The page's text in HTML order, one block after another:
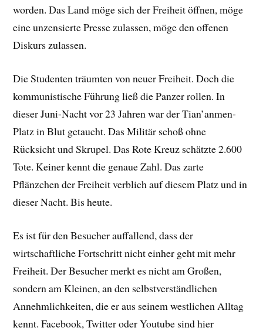
worden. Das Land möge sich der Freiheit öffnen, möge
eine unzensierte Presse zulassen, möge den offenen
Diskurs zulassen.
Die Studenten träumten von neuer Freiheit. Doch die
kommunistische Führung ließ die Panzer rollen. In
dieser Juni-Nacht vor 23 Jahren war der Tian’anmen-
Platz in Blut getaucht. Das Militär schoß ohne
Rücksicht und Skrupel. Das Rote Kreuz schätzte 2.600
Tote. Keiner kennt die genaue Zahl. Das zarte
Pflänzchen der Freiheit verblich auf diesem Platz und in
dieser Nacht. Bis heute.
Es ist für den Besucher auffallend, dass der
wirtschaftliche Fortschritt nicht einher geht mit mehr
Freiheit. Der Besucher merkt es nicht am Großen,
sondern am Kleinen, an den selbstverständlichen
Annehmlichkeiten, die er aus seinem westlichen Alltag
kennt. Facebook, Twitter oder Youtube sind hier